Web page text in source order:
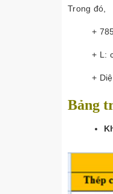
Trong đó,
+
+ L:
+
Bảng